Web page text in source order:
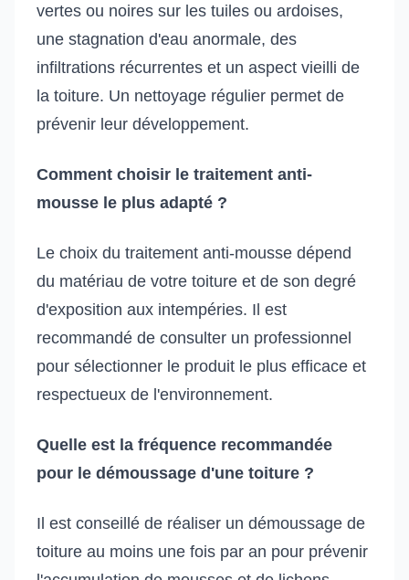
vertes ou noires sur les tuiles ou ardoises,
une stagnation d'eau anormale, des
infiltrations récurrentes et un aspect vieilli de
la toiture. Un nettoyage régulier permet de
prévenir leur développement.
Comment choisir le traitement anti-
mousse le plus adapté ?
Le choix du traitement anti-mousse dépend
du matériau de votre toiture et de son degré
d'exposition aux intempéries. Il est
recommandé de consulter un professionnel
pour sélectionner le produit le plus efficace et
respectueux de l'environnement.
Quelle est la fréquence recommandée
pour le démoussage d'une toiture ?
Il est conseillé de réaliser un démoussage de
toiture au moins une fois par an pour prévenir